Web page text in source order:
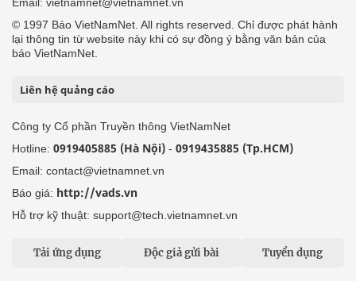
© 1997 Báo VietNamNet. All rights reserved. Chỉ được phát hành
lại thông tin từ website này khi có sự đồng ý bằng văn bản của
báo VietNamNet.
Liên hệ quảng cáo
Công ty Cổ phần Truyền thông VietNamNet
Hotline: 0919405885 (Hà Nội) - 0919435885 (Tp.HCM)
Email: contact@vietnamnet.vn
Báo giá: http://vads.vn
Hỗ trợ kỹ thuật: support@tech.vietnamnet.vn
Tải ứng dụng Độc giả gửi bài Tuyển dụng